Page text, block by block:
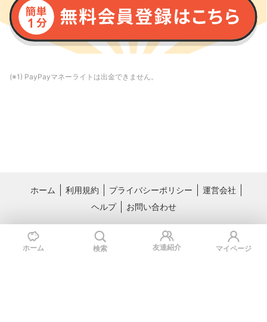
(※1) PayPayマネーライトは出金できません。
ホーム 利用規約 プライバシーポリシー
運営会社
ヘルプ
お問い合わせ
料理レシピ動画サービス クラシル
国内最大級のライフスタイル情報サー
ホーム 検索 友達紹介 マイページ